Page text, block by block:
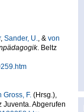
, Sander, U., & von
. Beltz
Gross, F.(Hrsg.),
Juventa. Abgerufen